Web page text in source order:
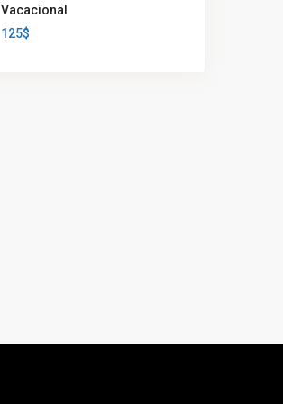
Vacacional
125$